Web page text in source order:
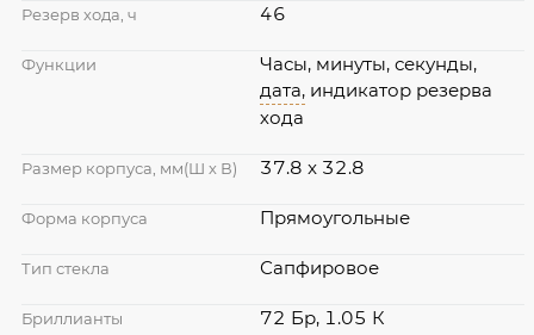
Резерв хода, ч 46
Функции
Часы, минуты, секунды,
дата, индикатор резерва
хода
Размер корпуса, мм(Ш х В) 37.8 x 32.8
Форма корпуса Прямоугольные
Тип стекла Сапфировое
Бриллианты 72 Бр, 1.05 К